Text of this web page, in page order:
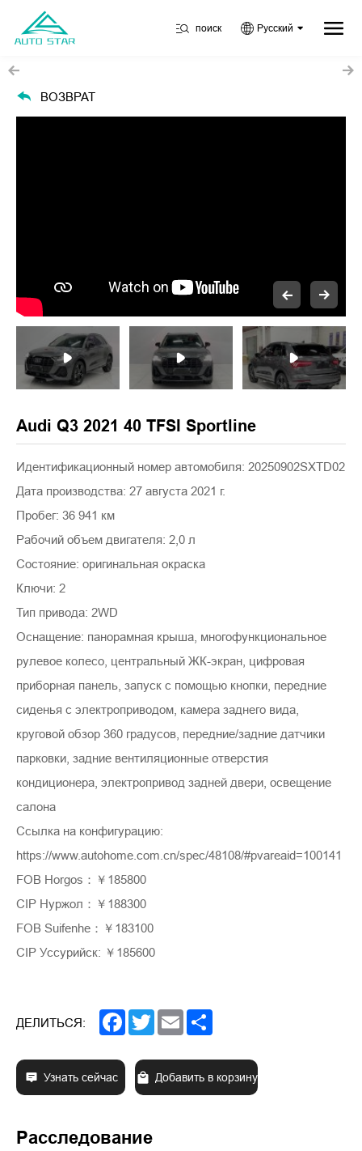
поиск Русский
ВОЗВРАТ
Audi Q3 2021 40 TFSI Sportline
Идентификационный номер автомобиля: 20250902SXTD02
Дата производства: 27 августа 2021 г.
Пробег: 36 941 км
Рабочий объем двигателя: 2,0 л
Состояние: оригинальная окраска
Ключи: 2
Тип привода: 2WD
Оснащение: панорамная крыша, многофункциональное
рулевое колесо, центральный ЖК-экран, цифровая
приборная панель, запуск с помощью кнопки, передние
сиденья с электроприводом, камера заднего вида,
круговой обзор 360 градусов, передние/задние датчики
парковки, задние вентиляционные отверстия
кондиционера, электропривод задней двери, освещение
салона
Ссылка на конфигурацию:
https://www.autohome.com.cn/spec/48108/#pvareaid=100141
FOB Horgos：￥185800
CIP Нуржол：￥188300
FOB Suifenhe：￥183100
CIP Уссурийск: ￥185600
ДЕЛИТЬСЯ: Facebook
TwitterEmail
Узнать сейчас Добавить в корзину
Расследование